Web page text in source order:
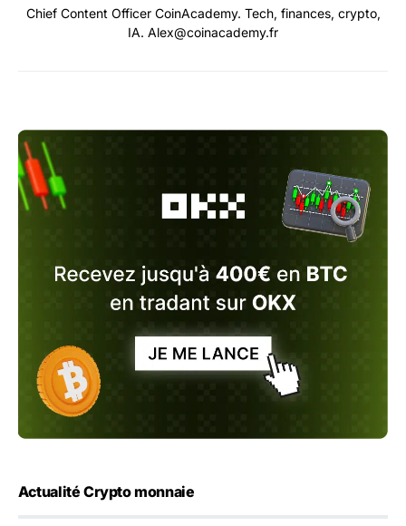
Chief Content Officer CoinAcademy. Tech, finances, crypto,
IA. Alex@coinacademy.fr
Actualité Crypto monnaie